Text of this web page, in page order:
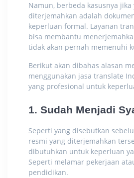
Namun, berbeda kasusnya jika
diterjemahkan adalah
keperluan formal. Layanan
bisa membantu
tidak akan pernah memenuhi
Berikut akan dibahas alasan
menggunakan jasa translate
yang profesional untuk
1. Sudah Menjadi
Seperti yang disebutkan
resmi yang diterjemahkan
dibutuhkan untuk keperluan
Seperti melamar pekerjaan
pendidikan.